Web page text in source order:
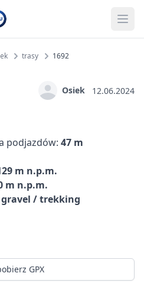
trasy 1692
Osiek 12.06.2024
podjazdów: 47 m
m n.p.m.
m n.p.m.
gravel / trekking
GPX